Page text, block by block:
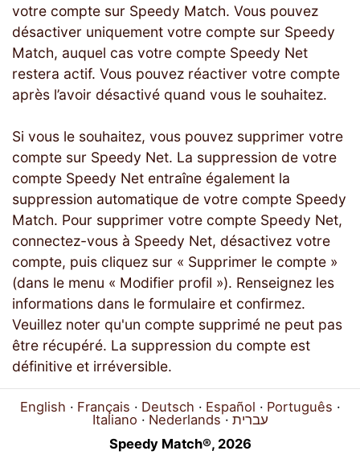
votre compte sur Speedy Match. Vous pouvez
désactiver uniquement votre compte sur Speedy
Match, auquel cas votre compte Speedy Net
restera actif. Vous pouvez réactiver votre compte
après l’avoir désactivé quand vous le souhaitez.
Si vous le souhaitez, vous pouvez supprimer votre
compte sur Speedy Net. La suppression de votre
compte Speedy Net entraîne également la
suppression automatique de votre compte Speedy
Match. Pour supprimer votre compte Speedy Net,
connectez-vous à Speedy Net, désactivez votre
compte, puis cliquez sur « Supprimer le compte »
(dans le menu « Modifier profil »). Renseignez les
informations dans le formulaire et confirmez.
Veuillez noter qu'un compte supprimé ne peut pas
être récupéré. La suppression du compte est
définitive et irréversible.
English Français Deutsch Español
Português
Italiano
Nederlands
עברית
Speedy Match®, 2026